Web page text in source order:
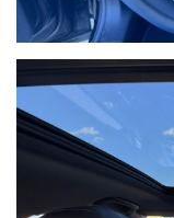
Acconsento al
marketing
Queste